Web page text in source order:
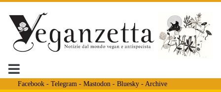
Facebook- Telegram - Mastodon - Bluesky- Archive